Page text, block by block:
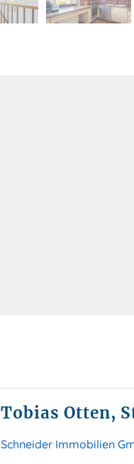
Tobias Otten,
Schneider Immobilien